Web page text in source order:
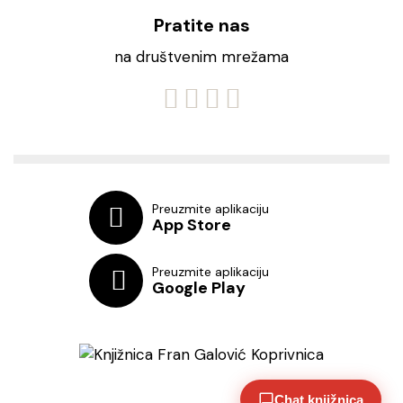
Pratite nas
na društvenim mrežama
Preuzmite aplikaciju
App Store
Preuzmite aplikaciju
Google Play
Chat knjižnica